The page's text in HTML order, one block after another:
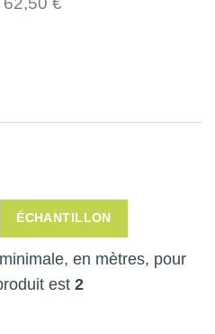
ÉCHANTILLON
en mètres, pour
est 2